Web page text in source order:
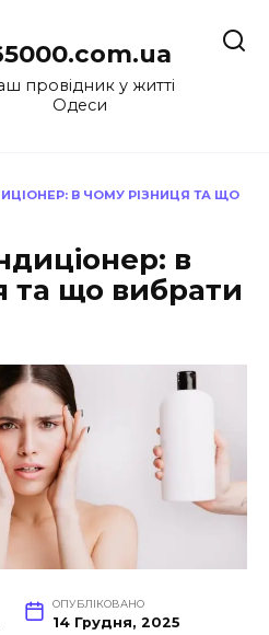
провідник у житті
Одеси
В ЧОМУ РІЗНИЦЯ ТА ЩО
в
та що вибрати
ОПУБЛІКОВАНО
14 Грудня, 2025